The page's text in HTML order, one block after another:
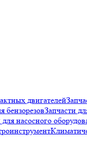
двигателей
бензорезовЗапчасти
для насосного